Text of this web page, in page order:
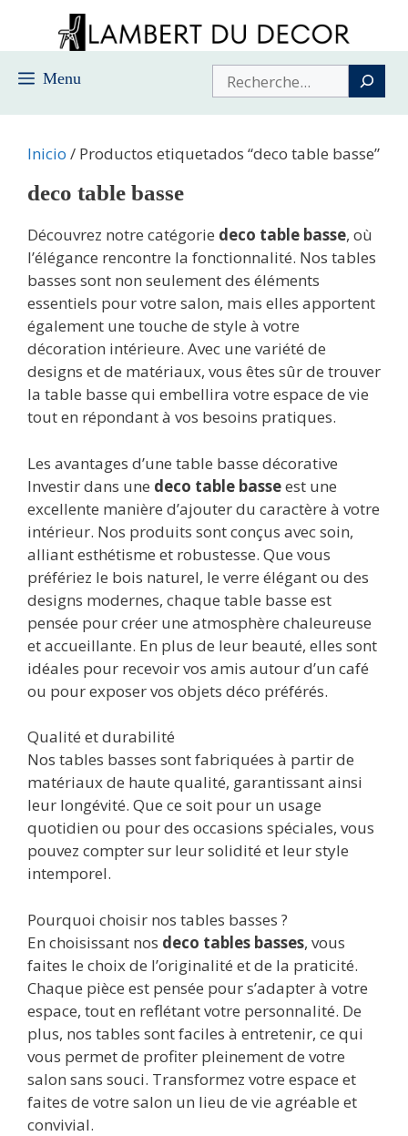
contenido
Menu Buscar
Inicio / Productos etiquetados “deco table basse”
deco table basse
Découvrez notre catégorie deco table basse, où
l’élégance rencontre la fonctionnalité. Nos tables
basses sont non seulement des éléments
essentiels pour votre salon, mais elles apportent
également une touche de style à votre
décoration intérieure. Avec une variété de
designs et de matériaux, vous êtes sûr de trouver
la table basse qui embellira votre espace de vie
tout en répondant à vos besoins pratiques.
Les avantages d’une table basse décorative
Investir dans une deco table basseest une
excellente manière d’ajouter du caractère à votre
intérieur. Nos produits sont conçus avec soin,
alliant esthétisme et robustesse. Que vous
préfériez le bois naturel, le verre élégant ou des
designs modernes, chaque table basse est
pensée pour créer une atmosphère chaleureuse
et accueillante. En plus de leur beauté, elles sont
idéales pour recevoir vos amis autour d’un café
ou pour exposer vos objets déco préférés.
Qualité et durabilité
Nos tables basses sont fabriquées à partir de
matériaux de haute qualité, garantissant ainsi
leur longévité. Que ce soit pour un usage
quotidien ou pour des occasions spéciales, vous
pouvez compter sur leur solidité et leur style
intemporel.
Pourquoi choisir nos tables basses ?
En choisissant nos deco tables basses, vous
faites le choix de l’originalité et de la praticité.
Chaque pièce est pensée pour s’adapter à votre
espace, tout en reflétant votre personnalité. De
plus, nos tables sont faciles à entretenir, ce qui
vous permet de profiter pleinement de votre
salon sans souci. Transformez votre espace et
faites de votre salon un lieu de vie agréable et
convivial.